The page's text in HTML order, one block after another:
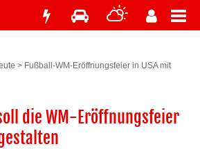
> Fußball-WM-Eröffnungsfeier in USA mit
die WM-Eröffnungsfeier